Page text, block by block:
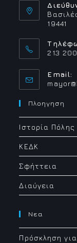
19441
213
Email:
Πλοηγηση
Ιστορία Πόλης
ΚΕΔΚ
Σφήττεια
Διαύγεια
Νεα
Πρόσκληση